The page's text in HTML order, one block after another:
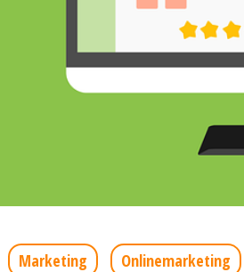
Marketing Onlinemarketing